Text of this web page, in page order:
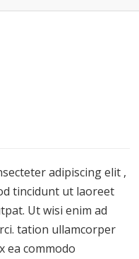
adipiscing elit ,
tincidunt ut laoreet
Ut wisi enim ad
tation ullamcorper
ea commodo